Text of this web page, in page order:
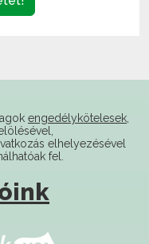
elhelyezésével
fel.